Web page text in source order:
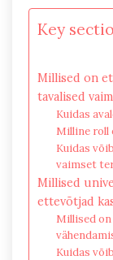
Key
Millised on
tavalised
Kuidas
Milline roll
Kuidas
vaimset
Millised
ettevõtjad
Millised
Kuidas